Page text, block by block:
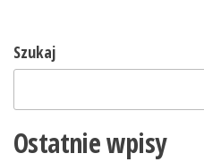
Szukaj
Ostatnie wpisy